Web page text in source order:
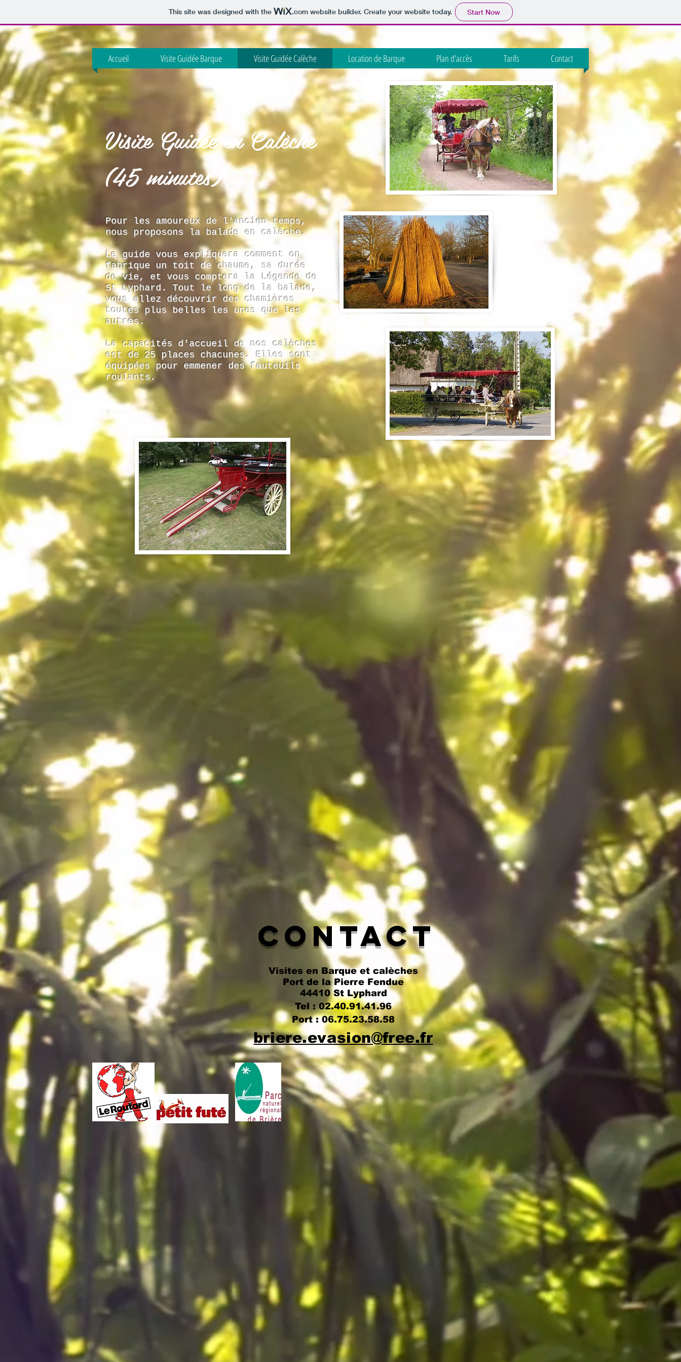
This site was designed with the .comwebsite builder. Create your website today. Start Now
Accueil Visite Guidée Barque Visite Guidée Calèche Location de Barque Plan d'accès Tarifs Contact
Visite Guidée en Calèche
(45 minutes)
Pour les amoureux de l'ancien temps,
nous proposons la balade en calèche.
Le guide vous expliquera comment on
fabrique un toit de chaume, sa durée
de vie, et vous comptera la Légende de
St Lyphard. Tout le long de la balade,
vous allez découvrir des chamières
toutes plus belles les unes que les
autres.
La capacités d'accueil de nos calèches
est de 25 places chacunes. Elles sont
équipées pour emmener des fauteuils
roulants.
Contact
Visites en Barque et calèches
Port de la Pierre Fendue
44410 St Lyphard
Tel : 02.40.91.41.96
Port : 06.75.23.58.58
briere.evasion@free.fr